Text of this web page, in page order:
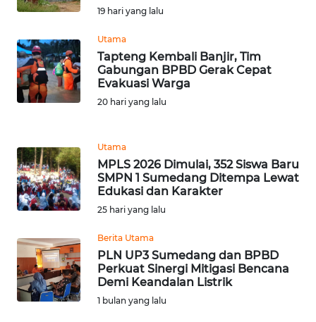
19 hari yang lalu
Utama
Tapteng Kembali Banjir, Tim
Gabungan BPBD Gerak Cepat
Evakuasi Warga
20 hari yang lalu
Utama
MPLS 2026 Dimulai, 352 Siswa Baru
SMPN 1 Sumedang Ditempa Lewat
Edukasi dan Karakter
25 hari yang lalu
Berita Utama
PLN UP3 Sumedang dan BPBD
Perkuat Sinergi Mitigasi Bencana
Demi Keandalan Listrik
1 bulan yang lalu
KAMI
PEDOMAN
MEDIA
SIBER
KARIR
DISCLAIMER
News
Regional
WN